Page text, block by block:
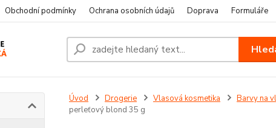
Obchodní podmínky Ochrana osobních údajů Doprava Formuláře
Úvod Drogerie Vlasová kosmetika Barvy na
perleťový blond 35 g